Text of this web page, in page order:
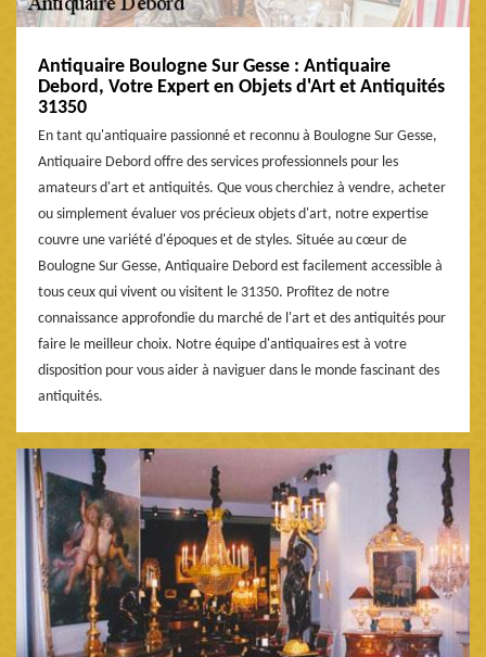
Antiquaire Boulogne Sur Gesse : Antiquaire
Debord, Votre Expert en Objets d'Art et Antiquités
31350
En tant qu'antiquaire passionné et reconnu à Boulogne Sur Gesse,
Antiquaire Debord offre des services professionnels pour les
amateurs d'art et antiquités. Que vous cherchiez à vendre, acheter
ou simplement évaluer vos précieux objets d'art, notre expertise
couvre une variété d'époques et de styles. Située au cœur de
Boulogne Sur Gesse, Antiquaire Debord est facilement accessible à
tous ceux qui vivent ou visitent le 31350. Profitez de notre
connaissance approfondie du marché de l'art et des antiquités pour
faire le meilleur choix. Notre équipe d'antiquaires est à votre
disposition pour vous aider à naviguer dans le monde fascinant des
antiquités.